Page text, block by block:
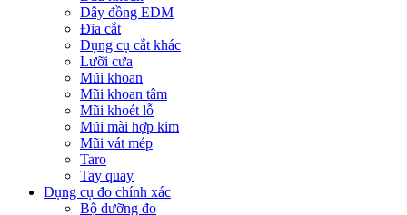
Dây đồng EDM
Đĩa cắt
Dụng cụ cắt khác
Lưỡi cưa
Mũi khoan
Mũi khoan tâm
Mũi khoét lỗ
Mũi mài hợp kim
Mũi vát mép
Taro
Tay quay
Dụng cụ đo chính xác
Bộ dưỡng đo